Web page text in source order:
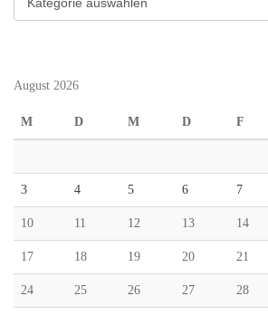
August 2026
M D M D F
3 4 5 6 7
10 11 12 13 14
17 18 19 20 21
24 25 26 27 28